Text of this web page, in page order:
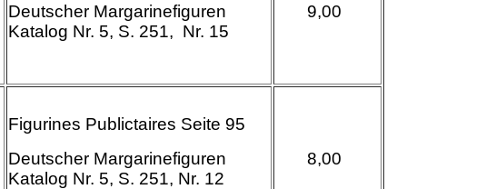
Deutscher Margarinefiguren
Katalog Nr. 5, S. 251, Nr. 15
9,00
Figurines Publictaires Seite 95
Deutscher Margarinefiguren
Katalog Nr. 5, S. 251, Nr. 12
8,00